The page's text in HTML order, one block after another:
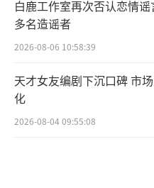
白鹿工作室再次否认恋情
多名造谣者
2026-08-06 10:58:39
天才女友编剧下沉口碑 市
化
2026-08-04 09:55:08